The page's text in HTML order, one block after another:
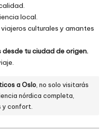
local.
culturales y amantes
tu ciudad de origen.
a Oslo, no solo visitarás
nórdica completa,
y confort.